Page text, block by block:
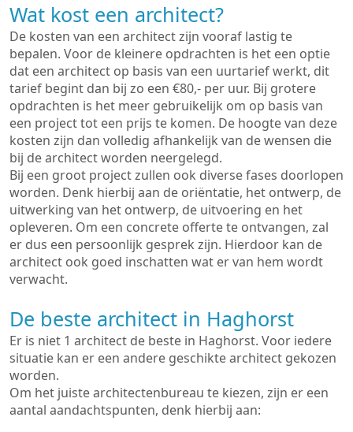
Wat kost een architect?
De kosten van een architect zijn vooraf lastig te
bepalen. Voor de kleinere opdrachten is het een optie
dat een architect op basis van een uurtarief werkt, dit
tarief begint dan bij zo een €80,- per uur. Bij grotere
opdrachten is het meer gebruikelijk om op basis van
een project tot een prijs te komen. De hoogte van deze
kosten zijn dan volledig afhankelijk van de wensen die
bij de architect worden neergelegd.
Bij een groot project zullen ook diverse fases doorlopen
worden. Denk hierbij aan de oriëntatie, het ontwerp, de
uitwerking van het ontwerp, de uitvoering en het
opleveren. Om een concrete offerte te ontvangen, zal
er dus een persoonlijk gesprek zijn. Hierdoor kan de
architect ook goed inschatten wat er van hem wordt
verwacht.
De beste architect in Haghorst
Er is niet 1 architect de beste in Haghorst. Voor iedere
situatie kan er een andere geschikte architect gekozen
worden.
Om het juiste architectenbureau te kiezen, zijn er een
aantal aandachtspunten, denk hierbij aan: